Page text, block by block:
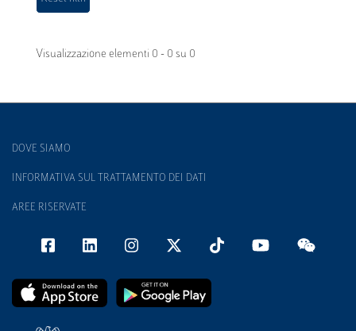
Visualizzazione elementi 0 - 0 su 0
DOVE SIAMO
INFORMATIVA SUL TRATTAMENTO DEI DATI
AREE RISERVATE